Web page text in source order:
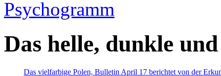
Psychogramm
Das helle, dunkle
Das vielfarbige Polen, Bulletin April 17 berichtet von der